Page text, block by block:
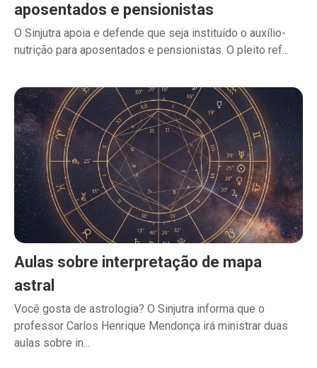
aposentados e pensionistas
O Sinjutra apoia e defende que seja instituído o auxílio-
nutrição para aposentados e pensionistas. O pleito ref...
Aulas sobre interpretação de mapa
astral
Você gosta de astrologia? O Sinjutra informa que o
professor Carlos Henrique Mendonça irá ministrar duas
aulas sobre in...